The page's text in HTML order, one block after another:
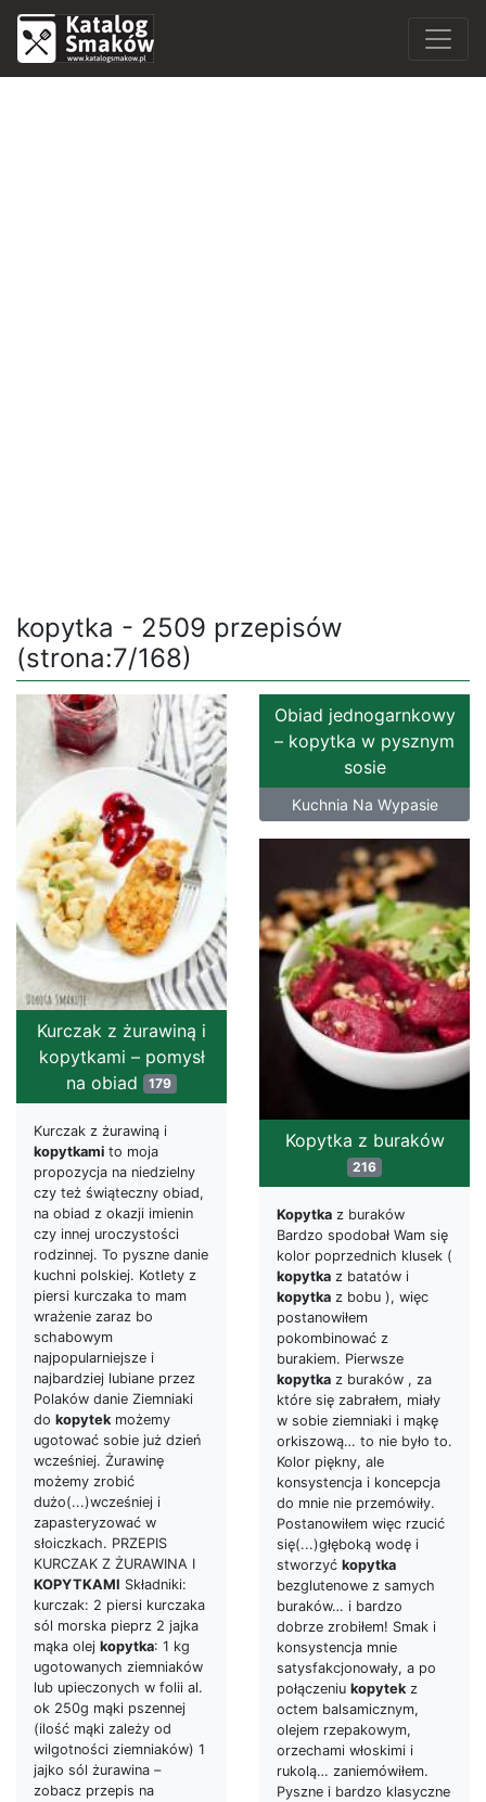
kopytka - 2509 przepisów
(strona:7/168)
Kurczak z żurawiną i
kopytkami – pomysł
na obiad 179
Kurczak z żurawiną i
kopytkami to moja
propozycja na niedzielny
czy też świąteczny obiad,
na obiad z okazji imienin
czy innej uroczystości
rodzinnej. To pyszne danie
kuchni polskiej. Kotlety z
piersi kurczaka to mam
wrażenie zaraz bo
schabowym
najpopularniejsze i
najbardziej lubiane przez
Polaków danie Ziemniaki
do kopytekmożemy
ugotować sobie już dzień
wcześniej. Żurawinę
możemy zrobić
dużo(...)wcześniej i
zapasteryzować w
słoiczkach. PRZEPIS
KURCZAK Z ŻURAWINA I
KOPYTKAMI Składniki:
kurczak: 2 piersi kurczaka
sól morska pieprz 2 jajka
mąka olej kopytka: 1 kg
ugotowanych ziemniaków
lub upieczonych w folii al.
ok 250g mąki pszennej
(ilość mąki zależy od
wilgotności ziemniaków) 1
jajko sól żurawina –
zobacz przepis na
Obiad jednogarnkowy
– kopytka w pysznym
sosie
Kuchnia Na Wypasie
Kopytka z buraków
216
Kopytka z buraków
Bardzo spodobał Wam się
kolor poprzednich klusek (
kopytka z batatów i
kopytka z bobu ), więc
postanowiłem
pokombinować z
burakiem. Pierwsze
kopytka z buraków , za
które się zabrałem, miały
w sobie ziemniaki i mąkę
orkiszową… to nie było to.
Kolor piękny, ale
konsystencja i koncepcja
do mnie nie przemówiły.
Postanowiłem więc rzucić
się(...)głęboką wodę i
stworzyć kopytka
bezglutenowe z samych
buraków… i bardzo
dobrze zrobiłem! Smak i
konsystencja mnie
satysfakcjonowały, a po
połączeniu kopytek z
octem balsamicznym,
olejem rzepakowym,
orzechami włoskimi i
rukolą… zaniemówiłem.
Pyszne i bardzo klasyczne